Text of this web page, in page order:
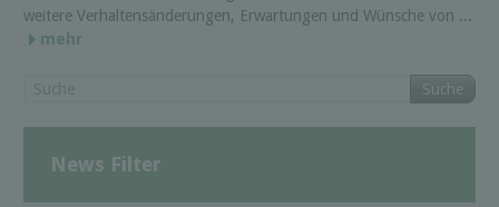
weitere Verhaltensänderungen, Erwartungen und Wünsche von ...
mehr
Suche
News Filter